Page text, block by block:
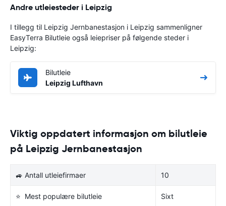
Andre utleiesteder i Leipzig
I tillegg til Leipzig Jernbanestasjon i Leipzig sammenligner
EasyTerra Bilutleie også leiepriser på følgende steder i
Leipzig:
Bilutleie
Leipzig Lufthavn
Viktig oppdatert informasjon om bilutleie
på Leipzig Jernbanestasjon
🚙 Antall utleiefirmaer 10
⭐ Mest populære bilutleie Sixt